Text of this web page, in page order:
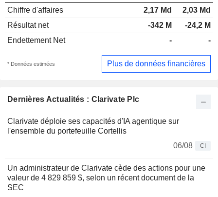
Dernières Actualités : Clarivate Plc
Clarivate déploie ses capacités d'IA agentique sur
l'ensemble du portefeuille Cortellis
06/08
CI
Un administrateur de Clarivate cède des actions pour une
valeur de 4 829 859 $, selon un récent document de la
SEC
Chiffre d'affaires
2,17 Md
2,03 Md
Résultat net
-342 M
-24,2 M
Endettement Net
- -
* Données estimées Plus de données financières